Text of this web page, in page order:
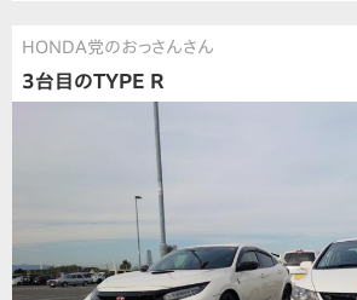
HONDA党のおっさんさん
3台目のTYPE R